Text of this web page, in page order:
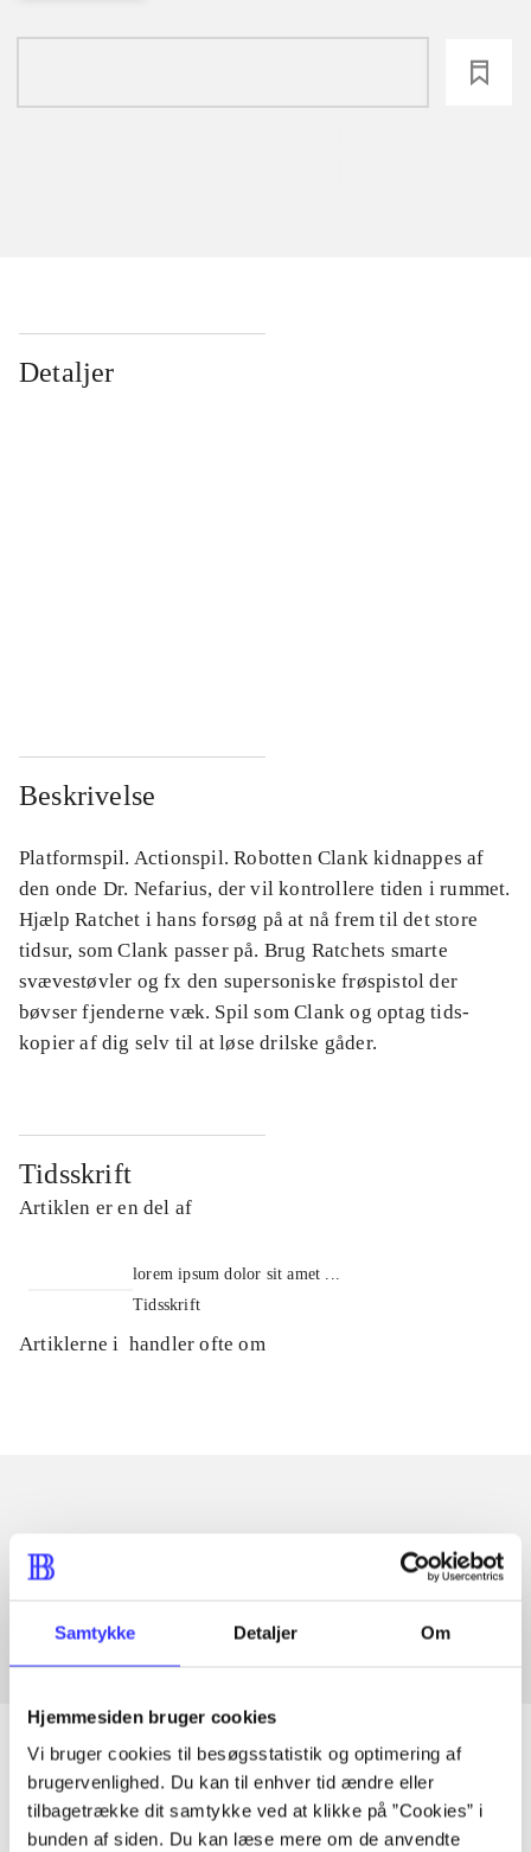
Samtykke Detaljer Om
Hjemmesiden bruger cookies
Vi bruger cookies til besøgsstatistik og optimering af
brugervenlighed. Du kan til enhver tid ændre eller
tilbagetrække dit samtykke ved at klikke på ”Cookies” i
bunden af siden. Du kan læse mere om de anvendte
Detaljer
Beskrivelse
Platformspil. Actionspil. Robotten Clank kidnappes af
den onde Dr. Nefarius, der vil kontrollere tiden i rummet.
Hjælp Ratchet i hans forsøg på at nå frem til det store
tidsur, som Clank passer på. Brug Ratchets smarte
svævestøvler og fx den supersoniske frøspistol der
bøvser fjenderne væk. Spil som Clank og optag tids-
kopier af dig selv til at løse drilske gåder.
Tidsskrift
Artiklen er en del af
lorem ipsum dolor sit amet ...
Tidsskrift
Artiklerne i handler ofte om
Artikler med samme emner
Fra
Artikler